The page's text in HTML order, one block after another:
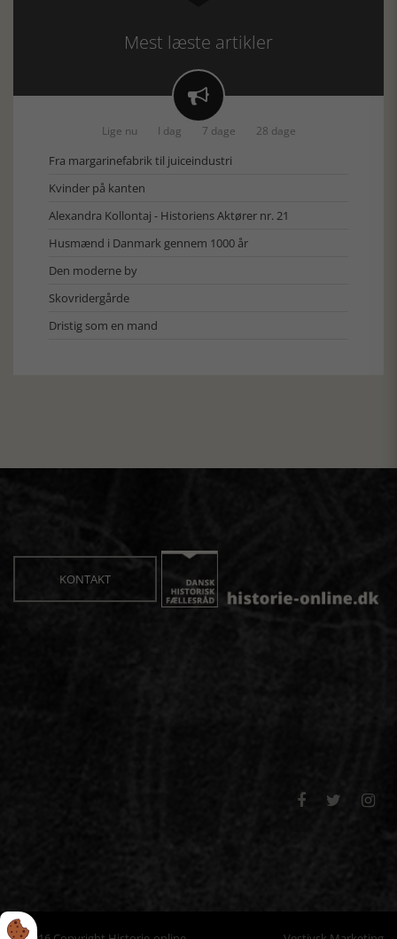
Mest læste artikler

Lige nu I dag 7 dage 28 dage
Fra margarinefabrik til juiceindustri
Kvinder på kanten
Alexandra Kollontaj - Historiens Aktører nr. 21
Husmænd i Danmark gennem 1000 år
Den moderne by
Skovridergårde
Dristig som en mand
KONTAKT
  